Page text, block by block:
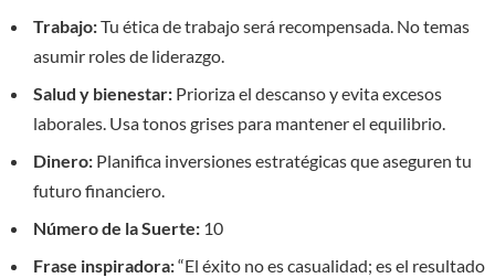
Trabajo:Tu ética de trabajo será recompensada. No temas
asumir roles de liderazgo.
Salud y bienestar: Prioriza el descanso y evita excesos
laborales. Usa tonos grises para mantener el equilibrio.
Dinero: Planifica inversiones estratégicas que aseguren tu
futuro financiero.
Número de la Suerte: 10
Frase inspiradora:“El éxito no es casualidad; es el resultado